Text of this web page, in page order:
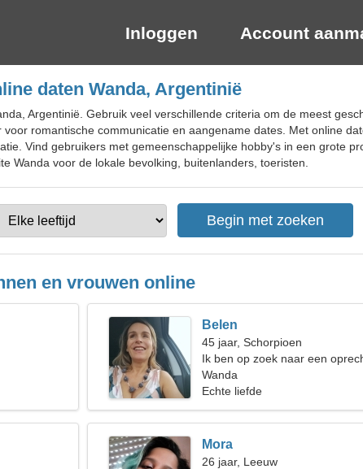
Inloggen Account
daten Wanda, Argentinië
Argentinië. Gebruik veel verschillende criteria om de meest
romantische communicatie en aangename dates. Met online
Vind gebruikers met gemeenschappelijke hobby's in een grote
Wanda voor de lokale bevolking, buitenlanders, toeristen.
en vrouwen online
Belen
45 jaar, Schorpioen
Ik ben op zoek naar een
te dansen
Wanda
Echte liefde
Mora
26 jaar, Leeuw